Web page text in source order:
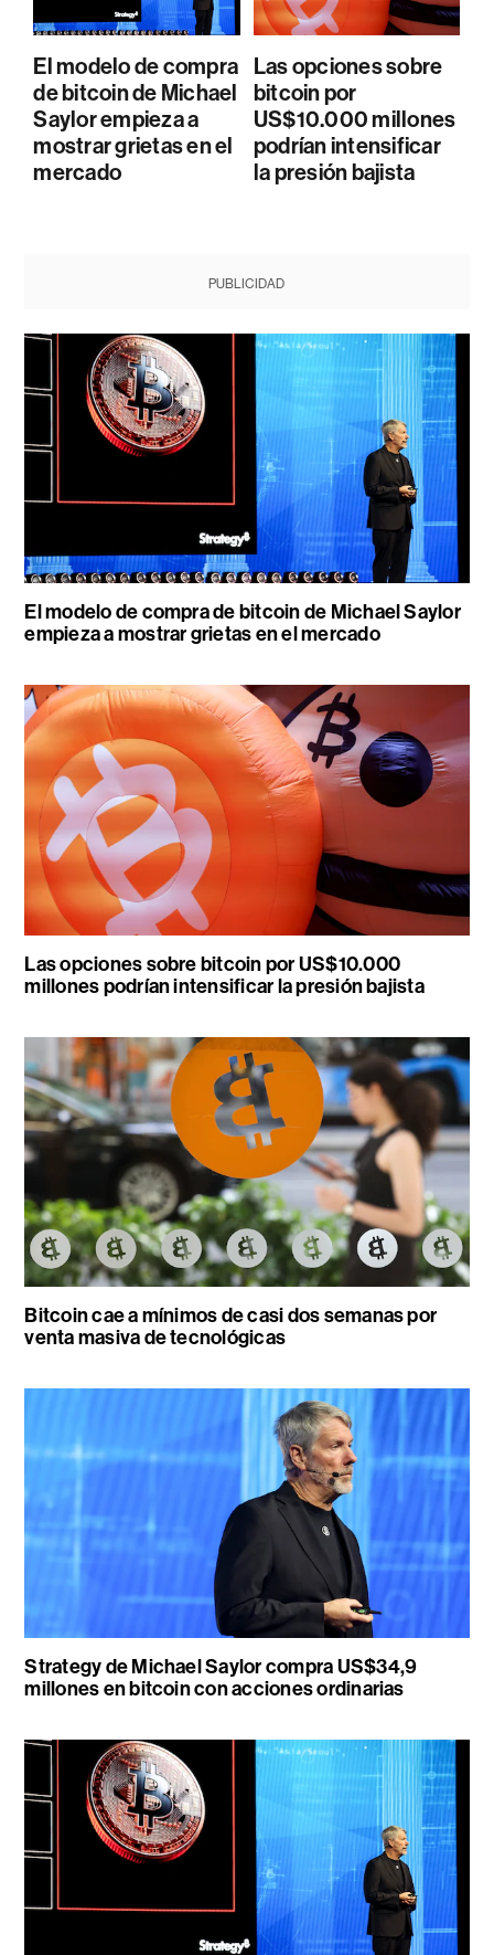
El modelo de compra
de bitcoin de Michael
Saylor empieza a
mostrar grietas en el
mercado
Las opciones sobre
bitcoin por
US$10.000 millones
podrían intensificar
la presión bajista
PUBLICIDAD
El modelo de compra de bitcoin de Michael Saylor
empieza a mostrar grietas en el mercado
Las opciones sobre bitcoin por US$10.000
millones podrían intensificar la presión bajista
Bitcoin cae a mínimos de casi dos semanas por
venta masiva de tecnológicas
Strategy de Michael Saylor compra US$34,9
millones en bitcoin con acciones ordinarias